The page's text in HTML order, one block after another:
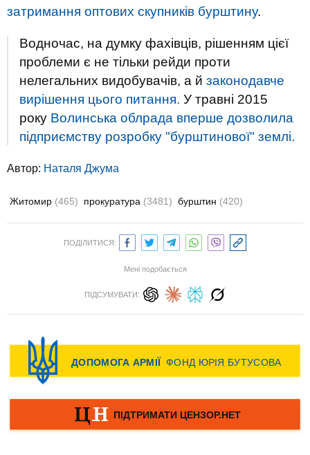
затримання оптових скупників бурштину.
Водночас, на думку фахівців, рішенням цієї
проблеми є не тільки рейди проти
нелегальних видобувачів, а й законодавче
вирішення цього питання. У травні 2015
року Волинська облрада вперше дозволила
підприємству розробку "бурштинової" землі.
Автор: Наталя Джума
Житомир (465) прокуратура (3481) бурштин (420)
ПОДІЛИТИСЯ:
Мені подобається
ПІДСУМУВАТИ: